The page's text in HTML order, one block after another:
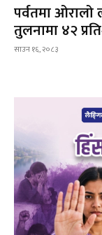
पर्वतमा ओरालो
तुलनामा ४२
साउन १६, २०८३